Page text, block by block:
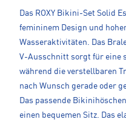
Das ROXY Bikini-Set Solid
femininem Design und
Wasseraktivitäten. Das
V-Ausschnitt sorgt für eine
während die verstellbaren
nach Wunsch gerade oder
Das passende
einen bequemen Sitz. Das